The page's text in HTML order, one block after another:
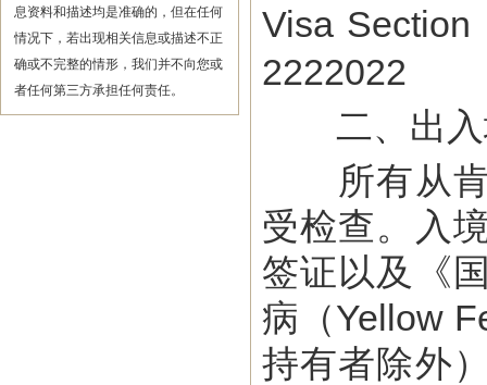
息资料和描述均是准确的，但在任何
情况下，若出现相关信息或描述不正
确或不完整的情形，我们并不向您或
者任何第三方承担任何责任。
Visa
2222022
二、出入
所有从肯
受检查。入
签证以及《
病（Yellow
持有者除外